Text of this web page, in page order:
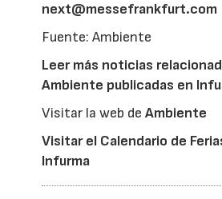
next@messefrankfurt.com
Fuente: Ambiente
Leer más noticias
Ambiente publicadas en
Visitar la web deAmbiente
Visitar el Calendario de
Infurma